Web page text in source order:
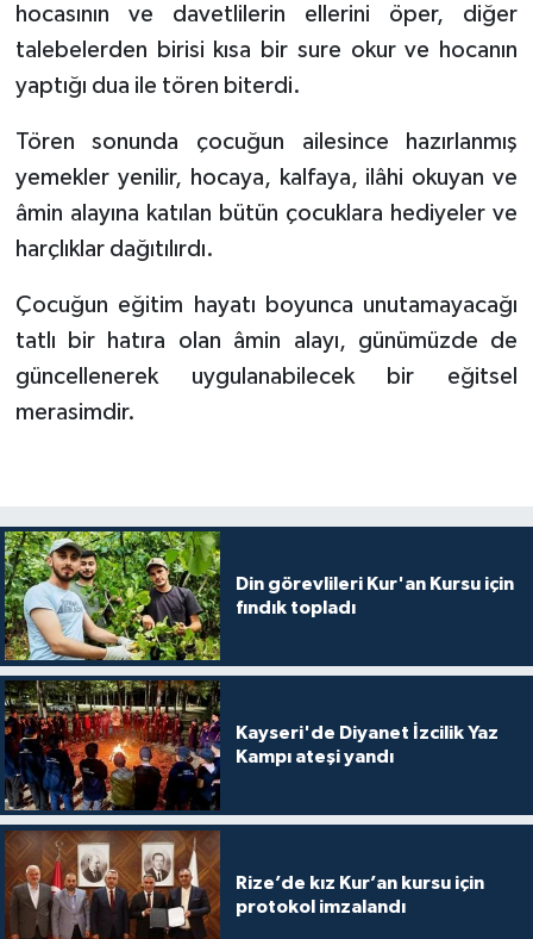
hocasının ve davetlilerin ellerini öper, diğer
talebelerden birisi kısa bir sure okur ve hocanın
yaptığı dua ile tören biterdi.
Tören sonunda çocuğun ailesince hazırlanmış
yemekler yenilir, hocaya, kalfaya, ilâhi okuyan ve
âmin alayına katılan bütün çocuklara hediyeler ve
harçlıklar dağıtılırdı.
Çocuğun eğitim hayatı boyunca unutamayacağı
tatlı bir hatıra olan âmin alayı, günümüzde de
güncellenerek uygulanabilecek bir eğitsel
merasimdir.
Din görevlileri Kur'an Kursu için
fındık topladı
Kayseri'de Diyanet İzcilik Yaz
Kampı ateşi yandı
Rize’de kız Kur’an kursu için
protokol imzalandı
Kastamonu Müftülüğü
Kayseri Müftülüğü
Kilis Müftülüğü
Kırıkkale Müftülüğü
Kırşehir Müftülüğü
Kocaeli Müftülüğü
Malatya Müftülüğü
Manisa Müftülüğü
Mardin Müftülüğü
Mersin Müftülüğü
Muğla Müftülüğü
Muş Müftülüğü